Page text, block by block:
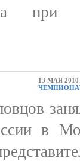
13 МАЯ
в